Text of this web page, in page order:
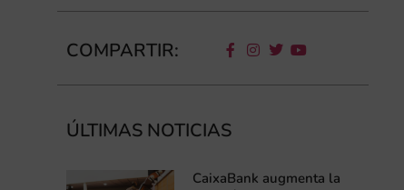
COMPARTIR:
ÚLTIMAS NOTICIAS
CaixaBank augmenta la